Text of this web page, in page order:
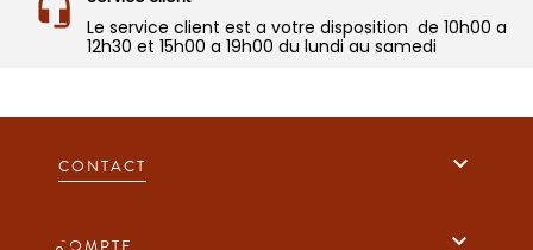
Le service client est a votre disposition de 10h00 a
12h30 et 15h00 a 19h00 du lundi au samedi
CONTACT 
